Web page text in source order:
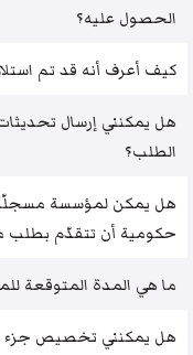
الحصول عليه؟
كيف أعرف أنه قد تم
هل يمكنني إرسال
الطلب؟
هل يمكن لمؤسسة
حكومية أن تتقدّم بطلب
ما هي المدة المتوقعة
هل يمكنني تخصيص جزء